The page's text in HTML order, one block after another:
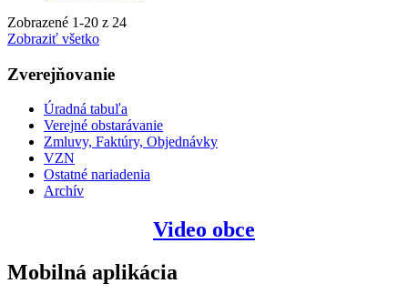
Zobrazené 1-20 z 24
Zobraziť všetko
Zverejňovanie
Úradná tabuľa
Verejné obstarávanie
Zmluvy, Faktúry, Objednávky
VZN
Ostatné nariadenia
Archív
Video obce
Mobilná aplikácia